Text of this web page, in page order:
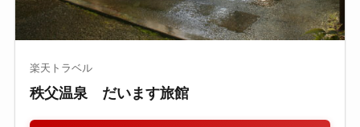
楽天トラベル
秩父温泉 だいます旅館